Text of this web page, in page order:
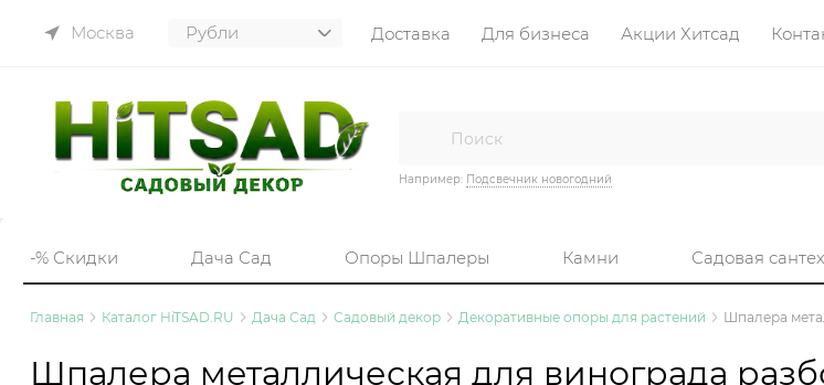
Москва Доставка Для бизнеса Акции Хитсад
Например: Подсвечник новогодний
-% Скидки Дача Сад Опоры Шпалеры Камни Садовая
Главная Каталог HiTSAD.RU Дача Сад Садовый декор Декоративные опоры для растений Шпалера
Шпалера металлическая для винограда